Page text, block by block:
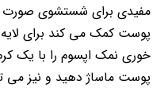
مفیدی برای شستشوی صورت
پوست کمک می کند برای
خوری نمک اپسوم را با یک
پوست ماساژ دهید و نیز می